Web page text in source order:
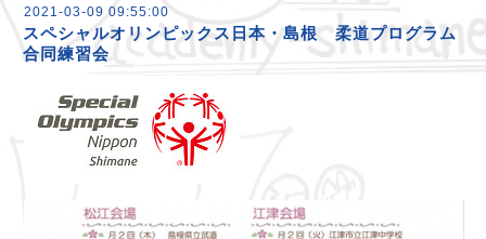
2021-03-09 09:55:00
スペシャルオリンピックス日本・島根 柔道プログラム
合同練習会